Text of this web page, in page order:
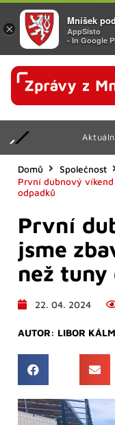
Domů
Společnost
První dubnový
odpadků
První
jsme
než tuny
22. 04. 2024
AUTOR: LIBOR
×
Mníšek
AppSisto
- In Google